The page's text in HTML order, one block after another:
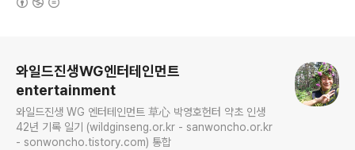
와일드진생WG엔터테인먼트
entertainment
와일드진생 WG 엔터테인먼트 草心 박영호헌터 약초 인생
42년 기록 일기 (wildginseng.or.kr - sanwoncho.or.kr
- sonwoncho.tistory.com) 통합